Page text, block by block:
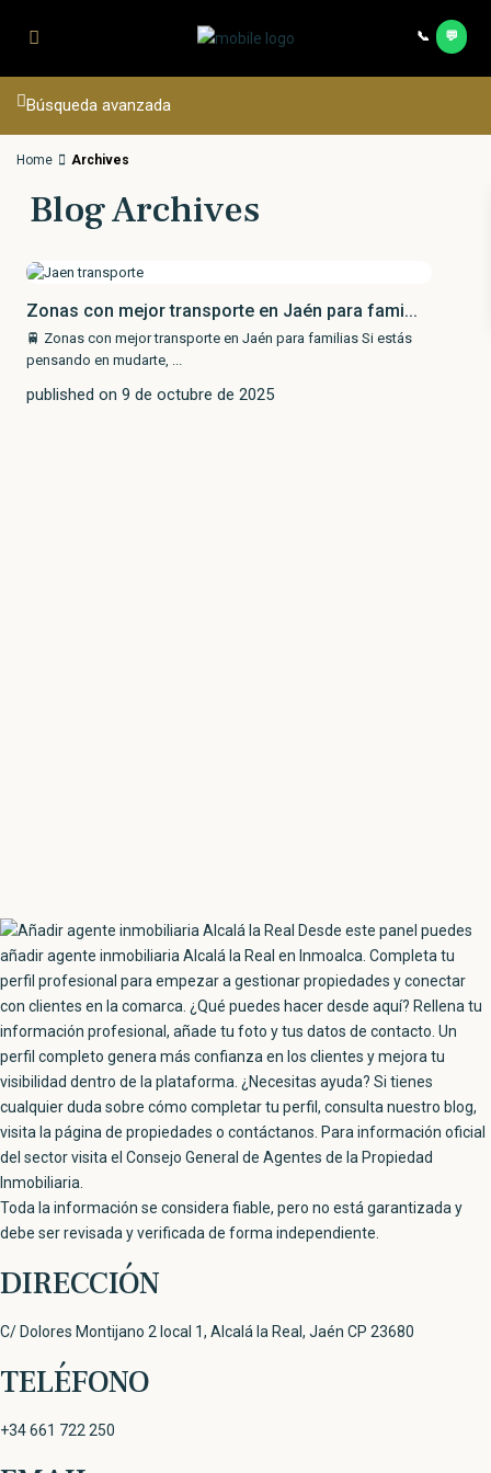
Búsqueda avanzada
Home Archives
Blog Archives
Zonas con mejor transporte en Jaén para fami...
🚆 Zonas con mejor transporte en Jaén para familias Si estás
pensando en mudarte,
published on 9 de octubre de 2025
Toda la información se considera fiable, pero no está garantizada y
debe ser revisada y verificada de forma independiente.
DIRECCIÓN
C/ Dolores Montijano 2 local 1, Alcalá la Real, Jaén CP 23680
TELÉFONO
+34 661 722 250
📞 💬